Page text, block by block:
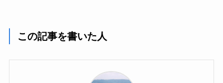
この記事を書いた人